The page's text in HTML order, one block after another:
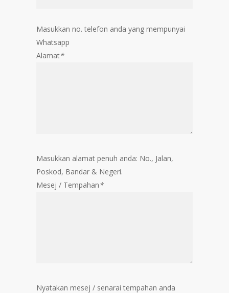
Masukkan no. telefon anda yang mempunyai
Whatsapp
Alamat*
Masukkan alamat penuh anda: No., Jalan,
Poskod, Bandar & Negeri.
Mesej / Tempahan*
Nyatakan mesej / senarai tempahan anda